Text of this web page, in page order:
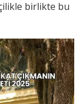
birlikte bu